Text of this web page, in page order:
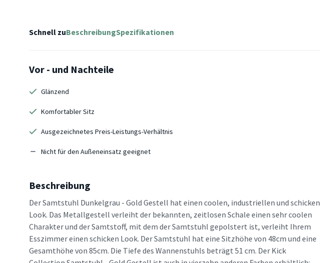
Schnell zuBeschreibungSpezifikationen
Vor - und Nachteile
Glänzend
Komfortabler Sitz
Ausgezeichnetes Preis-Leistungs-Verhältnis
Nicht für den Außeneinsatz geeignet
Beschreibung
Der Samtstuhl Dunkelgrau - Gold Gestell hat einen coolen, industriellen und schicken
Look. Das Metallgestell verleiht der bekannten, zeitlosen Schale einen sehr coolen
Charakter und der Samtstoff, mit dem der Samtstuhl gepolstert ist, verleiht Ihrem
Esszimmer einen schicken Look. Der Samtstuhl hat eine Sitzhöhe von 48cm und eine
Gesamthöhe von 85cm. Die Tiefe des Wannenstuhls beträgt 51 cm. Der Kick